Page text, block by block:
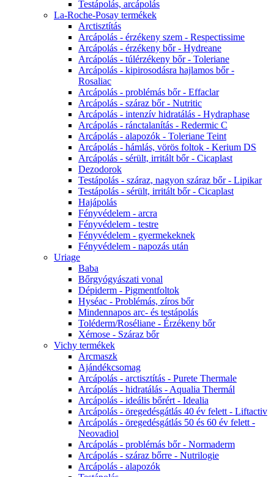
Testápolás, arcápolás
La-Roche-Posay termékek
Arctisztítás
Arcápolás - érzékeny szem - Respectissime
Arcápolás - érzékeny bőr - Hydreane
Arcápolás - túlérzékeny bőr - Toleriane
Arcápolás - kipirosodásra hajlamos bőr -
Rosaliac
Arcápolás - problémás bőr - Effaclar
Arcápolás - száraz bőr - Nutritic
Arcápolás - intenzív hidratálás - Hydraphase
Arcápolás - ránctalanítás - Redermic C
Arcápolás - alapozók - Toleriane Teint
Arcápolás - hámlás, vörös foltok - Kerium DS
Arcápolás - sérült, irritált bőr - Cicaplast
Dezodorok
Testápolás - száraz, nagyon száraz bőr - Lipikar
Testápolás - sérült, irritált bőr - Cicaplast
Hajápolás
Fényvédelem - arcra
Fényvédelem - testre
Fényvédelem - gyermekeknek
Fényvédelem - napozás után
Uriage
Baba
Bőrgyógyászati vonal
Dépiderm - Pigmentfoltok
Hyséac - Problémás, zíros bőr
Mindennapos arc- és testápolás
Toléderm/Roséliane - Érzékeny bőr
Xémose - Száraz bőr
Vichy termékek
Arcmaszk
Ajándékcsomag
Arcápolás - arctisztítás - Purete Thermale
Arcápolás - hidratálás - Aqualia Thermál
Arcápolás - ideális bőrért - Idealia
Arcápolás - öregedésgátlás 40 év felett - Liftactiv
Arcápolás - öregedésgátlás 50 és 60 év felett -
Neovadiol
Arcápolás - problémás bőr - Normaderm
Arcápolás - száraz bőrre - Nutrilogie
Arcápolás - alapozók